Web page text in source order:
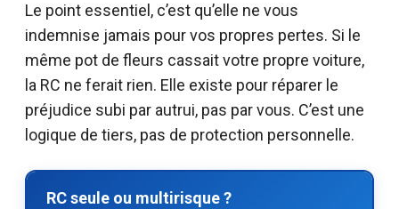
Le point essentiel, c’est qu’elle ne vous
indemnise jamais pour vos propres pertes. Si le
même pot de fleurs cassait votre propre voiture,
la RC ne ferait rien. Elle existe pour réparer le
préjudice subi par autrui, pas par vous. C’est une
logique de tiers, pas de protection personnelle.
RC seule ou multirisque ?